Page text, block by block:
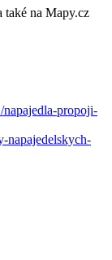
také na Mapy.cz
propoji-
napajedelskych-